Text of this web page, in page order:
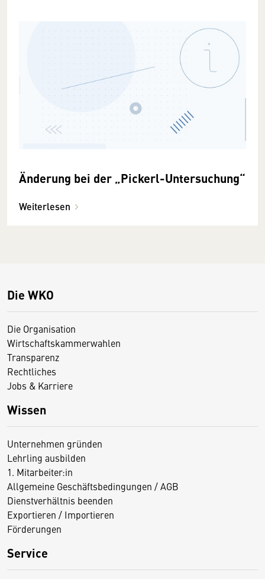
Änderung bei der „Pickerl-Untersuchung“
Weiterlesen
Die WKO
Die Organisation
Wirtschaftskammerwahlen
Transparenz
Rechtliches
Jobs & Karriere
Wissen
Unternehmen gründen
Lehrling ausbilden
1. Mitarbeiter:in
Allgemeine Geschäftsbedingungen / AGB
Dienstverhältnis beenden
Exportieren / Importieren
Förderungen
Service